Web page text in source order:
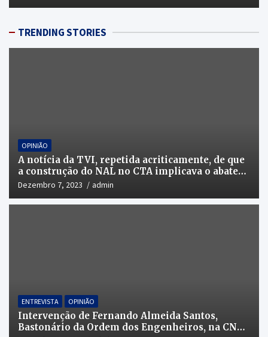
TRENDING STORIES
OPINIÃO
A notícia da TVI, repetida acriticamente, de que
a construção do NAL no CTA implicava o abate
de 250 000 sobreiros é falsa
Dezembro 7, 2023 admin
ENTREVISTA OPINIÃO
Intervenção de Fernando Almeida Santos,
Bastonário da Ordem dos Engenheiros, na CNN